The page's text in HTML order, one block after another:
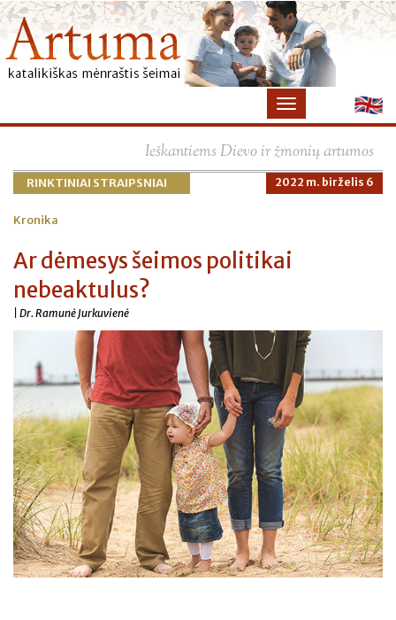
Ieškantiems Dievo ir žmonių artumos
RINKTINIAI STRAIPSNIAI 2022 m. birželis 6
Kronika
Ar dėmesys šeimos politikai
nebeaktulus?
| Dr. Ramunė Jurkuvienė
×